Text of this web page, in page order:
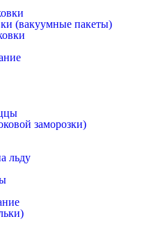
(вакуумные пакеты)
заморозки)
льду